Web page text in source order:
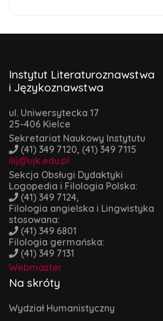
Instytut Literaturoznawstwa
i Językoznawstwa
ul. Uniwersytecka 17
25-406 Kielce
Sekretariat Naukowy Instytutu
(41) 349 7120, (41) 349 7115
ilij@ujk.edu.pl
Sekcja Obsługi Dydaktyki
Logopedia i Filologia Polska:
(41) 349 7124,
Filologia angielska i Lingwistyka
stosowana:
(41) 349 6801
Filologia germańska:
(41) 349 7131
Webmaster
Na skróty
Wydział Humanistyczny